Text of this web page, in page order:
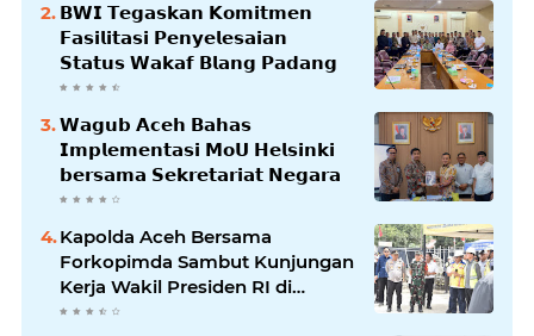
𝗕𝗪𝗜 𝗧𝗲𝗴𝗮𝘀𝗸𝗮𝗻 𝗞𝗼𝗺𝗶𝘁𝗺𝗲𝗻
𝗙𝗮𝘀𝗶𝗹𝗶𝘁𝗮𝘀𝗶 𝗣𝗲𝗻𝘆𝗲𝗹𝗲𝘀𝗮𝗶𝗮𝗻
𝗦𝘁𝗮𝘁𝘂𝘀 𝗪𝗮𝗸𝗮𝗳 𝗕𝗹𝗮𝗻𝗴 𝗣𝗮𝗱𝗮𝗻𝗴
𝗪𝗮𝗴𝘂𝗯 𝗔𝗰𝗲𝗵 𝗕𝗮𝗵𝗮𝘀
𝗜𝗺𝗽𝗹𝗲𝗺𝗲𝗻𝘁𝗮𝘀𝗶 𝗠𝗼𝗨 𝗛𝗲𝗹𝘀𝗶𝗻𝗸𝗶
𝗯𝗲𝗿𝘀𝗮𝗺𝗮 𝗦𝗲𝗸𝗿𝗲𝘁𝗮𝗿𝗶𝗮𝘁 𝗡𝗲𝗴𝗮𝗿𝗮
Kapolda Aceh Bersama
Forkopimda Sambut Kunjungan
Kerja Wakil Presiden RI di
Kabupaten Bireuen